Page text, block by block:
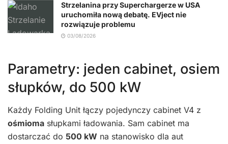
Strzelanina przy Superchargerze w USA
uruchomiła nową debatę. EVject nie
rozwiązuje problemu
03/08/2026
Parametry: jeden cabinet, osiem
słupków, do 500 kW
Każdy Folding Unit łączy pojedynczy cabinet V4 z
ośmioma słupkami ładowania. Sam cabinet ma
dostarczać do 500 kW na stanowisko dla aut